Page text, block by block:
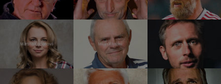
Martina Kociánová Milan Kňažko Jan Tuna